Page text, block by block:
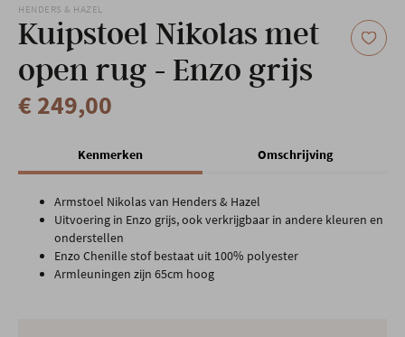
HENDERS & HAZEL
Kuipstoel Nikolas met
open rug - Enzo grijs
€ 249,00
Kenmerken Omschrijving
Armstoel Nikolas van Henders & Hazel
Uitvoering in Enzo grijs, ook verkrijgbaar in andere kleuren en
onderstellen
Enzo Chenille stof bestaat uit 100% polyester
Armleuningen zijn 65cm hoog